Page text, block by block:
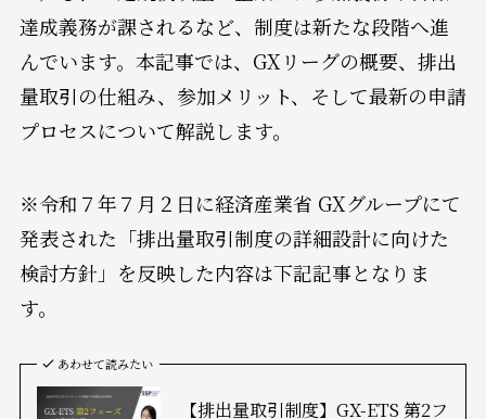
達成義務が課されるなど、制度は新たな段階へ進
んでいます。本記事では、GXリーグの概要、排出
量取引の仕組み、参加メリット、そして最新の申請
プロセスについて解説します。
※令和７年７月２日に経済産業省 GXグループにて
発表された「排出量取引制度の詳細設計に向けた
検討方針」を反映した内容は下記記事となりま
す。
あわせて読みたい
【排出量取引制度】GX-ETS 第2フ